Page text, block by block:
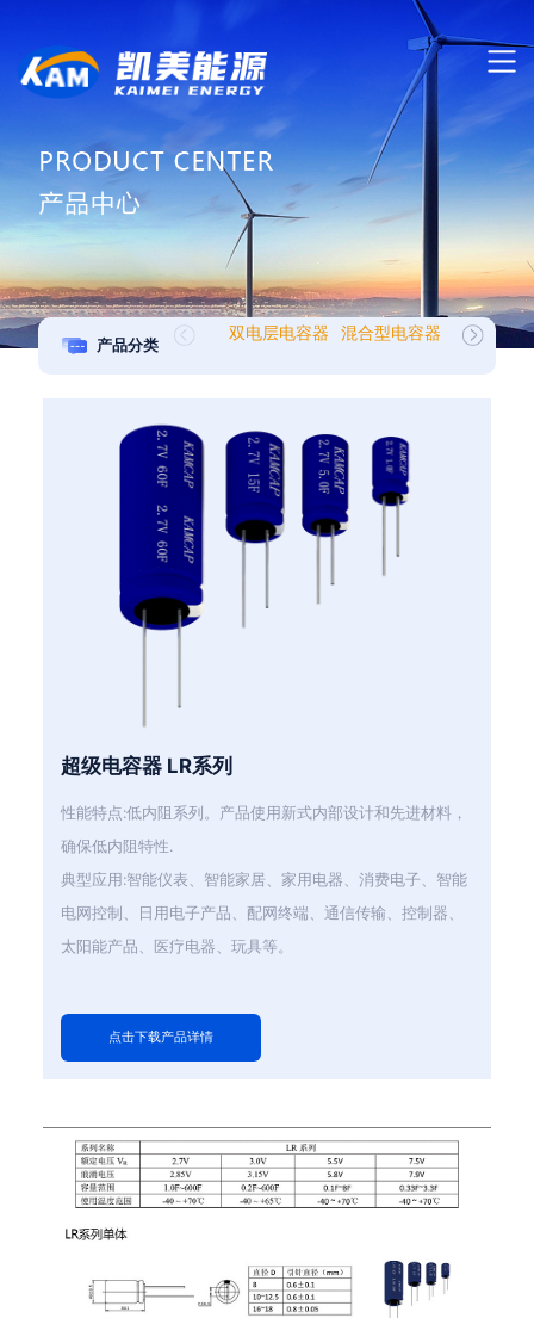
产品分类
双电层电容器 混合型电容器
MK 系列
超级电容器 LR系列
性能特点:低内阻系列。产品使用新式内部设计和先进材料，
确保低内阻特性.
典型应用:智能仪表、智能家居、家用电器、消费电子、智能
电网控制、日用电子产品、配网终端、通信传输、控制器、
太阳能产品、医疗电器、玩具等。
点击下载产品详情